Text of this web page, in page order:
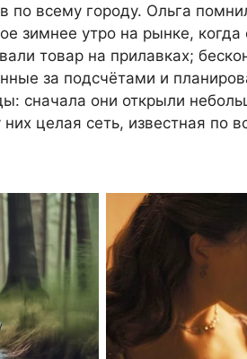
по всему городу. Ольга
зимнее утро на рынке,
товар на прилавках;
за подсчётами и
сначала они открыли
целая сеть, известная по